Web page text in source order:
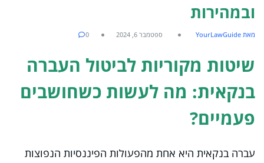
ובמהירות
מאת YourLawGuide ספטמבר 6, 2024 0
שיטות מקוריות לביטול העברה
בנקאית: מה לעשות כשחושבים
פעמיים?
עברה בנקאית היא אחת מהפעולות הפיננסיות הנפוצות